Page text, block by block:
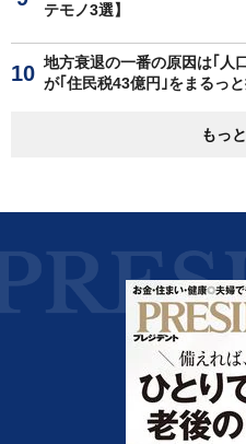
テモノ3選】
地方衰退の一番の原因は｢人
が｢住民税43億円｣をまるっ
もっ